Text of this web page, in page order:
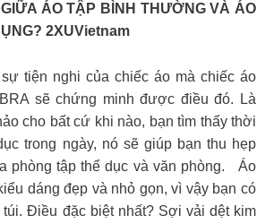
ÁO TẬP BÌNH THƯỜNG VÀ ÁO
2XUVietnam
tiện nghi của chiếc áo mà chiếc áo
sẽ chứng minh được điều đó. Là
cho bất cứ khi nào, bạn tìm thấy thời
trong ngày, nó sẽ giúp bạn thu hẹp
phòng tập thể dục và văn phòng. Áo
dáng đẹp và nhỏ gọn, vì vậy bạn có
túi. Điều đặc biệt nhất? Sợi vải dệt kim